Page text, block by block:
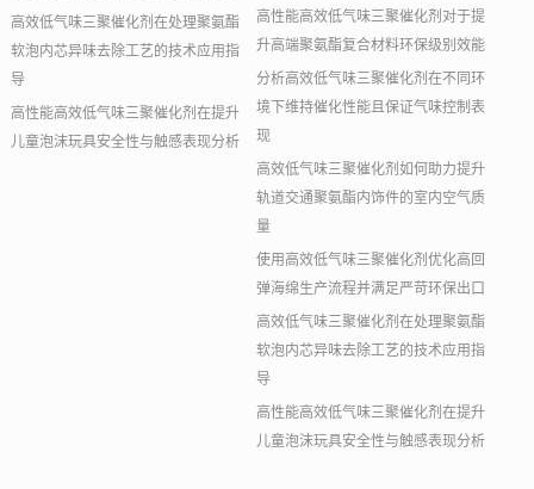
高效低气味三聚催化剂在处理聚氨酯
软泡内芯异味去除工艺的技术应用指
导
高性能高效低气味三聚催化剂在提升
儿童泡沫玩具安全性与触感表现分析
高性能高效低气味三聚催化剂对于提
升高端聚氨酯复合材料环保级别效能
分析高效低气味三聚催化剂在不同环
境下维持催化性能且保证气味控制表
现
高效低气味三聚催化剂如何助力提升
轨道交通聚氨酯内饰件的室内空气质
量
使用高效低气味三聚催化剂优化高回
弹海绵生产流程并满足严苛环保出口
高效低气味三聚催化剂在处理聚氨酯
软泡内芯异味去除工艺的技术应用指
导
高性能高效低气味三聚催化剂在提升
儿童泡沫玩具安全性与触感表现分析